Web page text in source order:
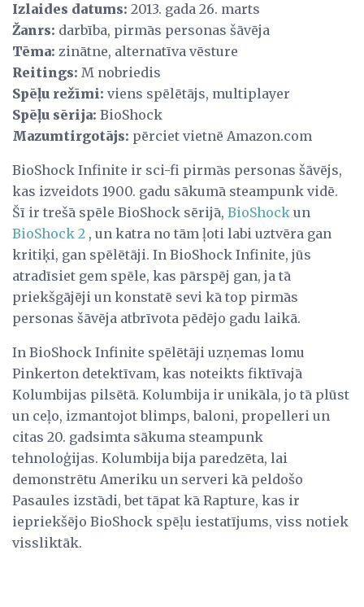
Izlaides datums: 2013. gada 26. marts
Žanrs: darbība, pirmās personas šāvēja
Tēma: zinātne, alternatīva vēsture
Reitings: M nobriedis
Spēļu režīmi: viens spēlētājs, multiplayer
Spēļu sērija: BioShock
Mazumtirgotājs: pērciet vietnē Amazon.com
BioShock Infinite ir sci-fi pirmās personas šāvējs,
kas izveidots 1900. gadu sākumā steampunk vidē.
Šī ir trešā spēle BioShock sērijā, BioShock un
BioShock 2 , un katra no tām ļoti labi uztvēra gan
kritiķi, gan spēlētāji. In BioShock Infinite, jūs
atradīsiet gem spēle, kas pārspēj gan, ja tā
priekšgājēji un konstatē sevi kā top pirmās
personas šāvēja atbrīvota pēdējo gadu laikā.
In BioShock Infinite spēlētāji uzņemas lomu
Pinkerton detektīvam, kas noteikts fiktīvajā
Kolumbijas pilsētā. Kolumbija ir unikāla, jo tā plūst
un ceļo, izmantojot blimps, baloni, propelleri un
citas 20. gadsimta sākuma steampunk
tehnoloģijas. Kolumbija bija paredzēta, lai
demonstrētu Ameriku un serveri kā peldošo
Pasaules izstādi, bet tāpat kā Rapture, kas ir
iepriekšējo BioShock spēļu iestatījums, viss notiek
vissliktāk.